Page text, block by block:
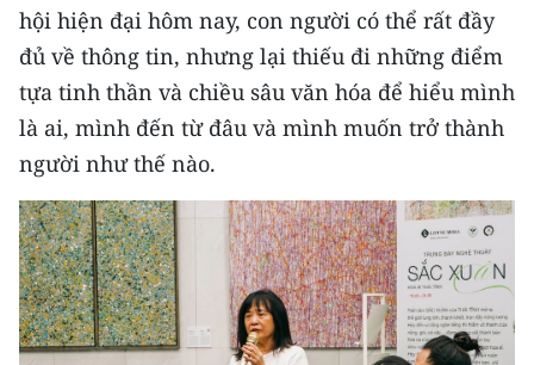
Media Kinh tế
Media Văn hóa
Media Xã hội
Media Du lịch
Media Thế giới
Media Thể thao
hội hiện đại hôm nay, con người có thể rất đầy
đủ về thông tin, nhưng lại thiếu đi những điểm
tựa tinh thần và chiều sâu văn hóa để hiểu mình
là ai, mình đến từ đâu và mình muốn trở thành
người như thế nào.